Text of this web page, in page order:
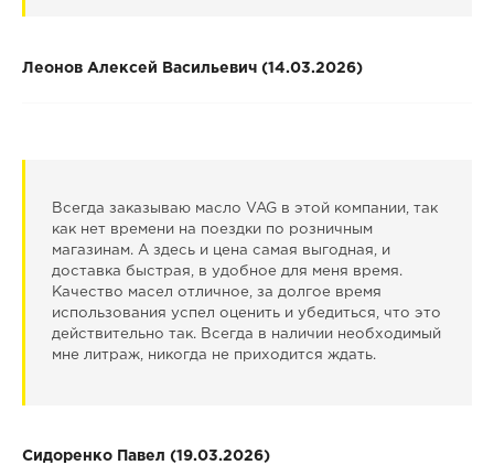
Леонов Алексей Васильевич (14.03.2026)
Всегда заказываю масло VAG в этой компании, так
как нет времени на поездки по розничным
магазинам. А здесь и цена самая выгодная, и
доставка быстрая, в удобное для меня время.
Качество масел отличное, за долгое время
использования успел оценить и убедиться, что это
действительно так. Всегда в наличии необходимый
мне литраж, никогда не приходится ждать.
Сидоренко Павел (19.03.2026)